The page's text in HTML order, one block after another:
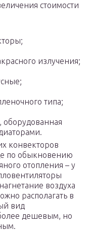
стоимости
излучения;
типа;
оборудованная
конвекторов
по обыкновению
отопления – у
воздуха
располагать в
вид
дешевым, но